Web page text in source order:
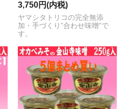
3,750円(内税)
ヤマシタトリコの完全無添
加・手づくり”合わせ味噌”で
す。